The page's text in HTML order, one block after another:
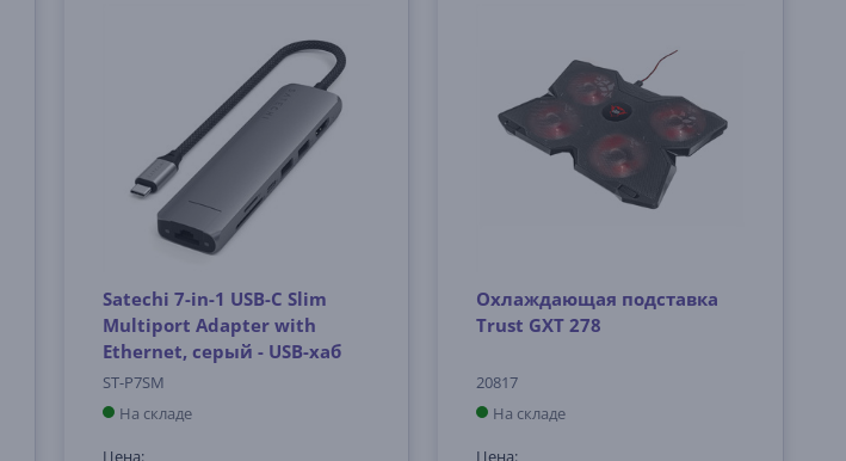
Satechi 7-in-1 USB-C Slim
Multiport Adapter with
Ethernet, серый - USB-хаб
ST-P7SM
На складе
Цена:
Охлаждающая подставка
Trust GXT 278
20817
На складе
Цена: